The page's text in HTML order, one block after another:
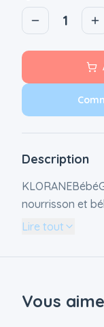
1
Description
nourrisson et
les yeuxPeaux
partir de fleurs
relaxant nettoie
protégée du
Lire tout
Vous